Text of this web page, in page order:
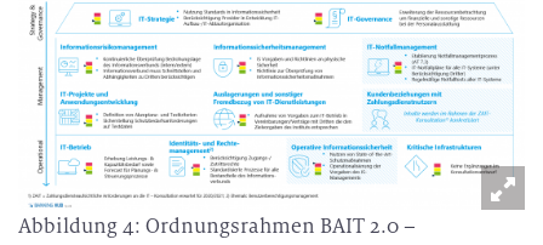
Abbildung 4: Ordnungsrahmen BAIT 2.0 –